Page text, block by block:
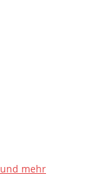
mehr